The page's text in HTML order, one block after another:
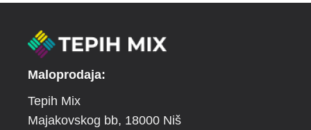
Maloprodaja:
Tepih Mix
Majakovskog bb, 18000 Niš